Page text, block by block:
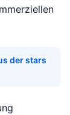
der stars